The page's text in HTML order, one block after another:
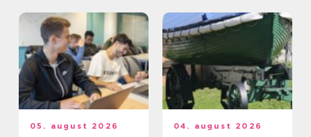
05. august 2026 04. august 2026